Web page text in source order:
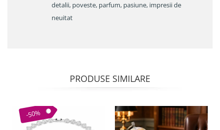
detalii, poveste, parfum, pasiune, impresii de
neuitat
PRODUSE SIMILARE
-50%